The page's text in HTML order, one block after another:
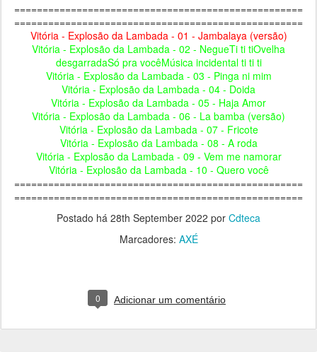
===================================================
===================================================
Vitória - Explosão da Lambada - 01 - Jambalaya (versão)
Vitória - Explosão da Lambada - 02 - NegueTi ti tiOvelha
desgarradaSó pra vocêMúsica incidental ti ti ti
Vitória - Explosão da Lambada - 03 - Pinga ni mim
Vitória - Explosão da Lambada - 04 - Doida
Vitória - Explosão da Lambada - 05 - Haja Amor
Vitória - Explosão da Lambada - 06 - La bamba (versão)
Vitória - Explosão da Lambada - 07 - Fricote
Vitória - Explosão da Lambada - 08 - A roda
Vitória - Explosão da Lambada - 09 - Vem me namorar
Vitória - Explosão da Lambada - 10 - Quero você
===================================================
===================================================
Postado há 28th September 2022 por Cdteca
Marcadores: AXÉ
0 Adicionar um comentário